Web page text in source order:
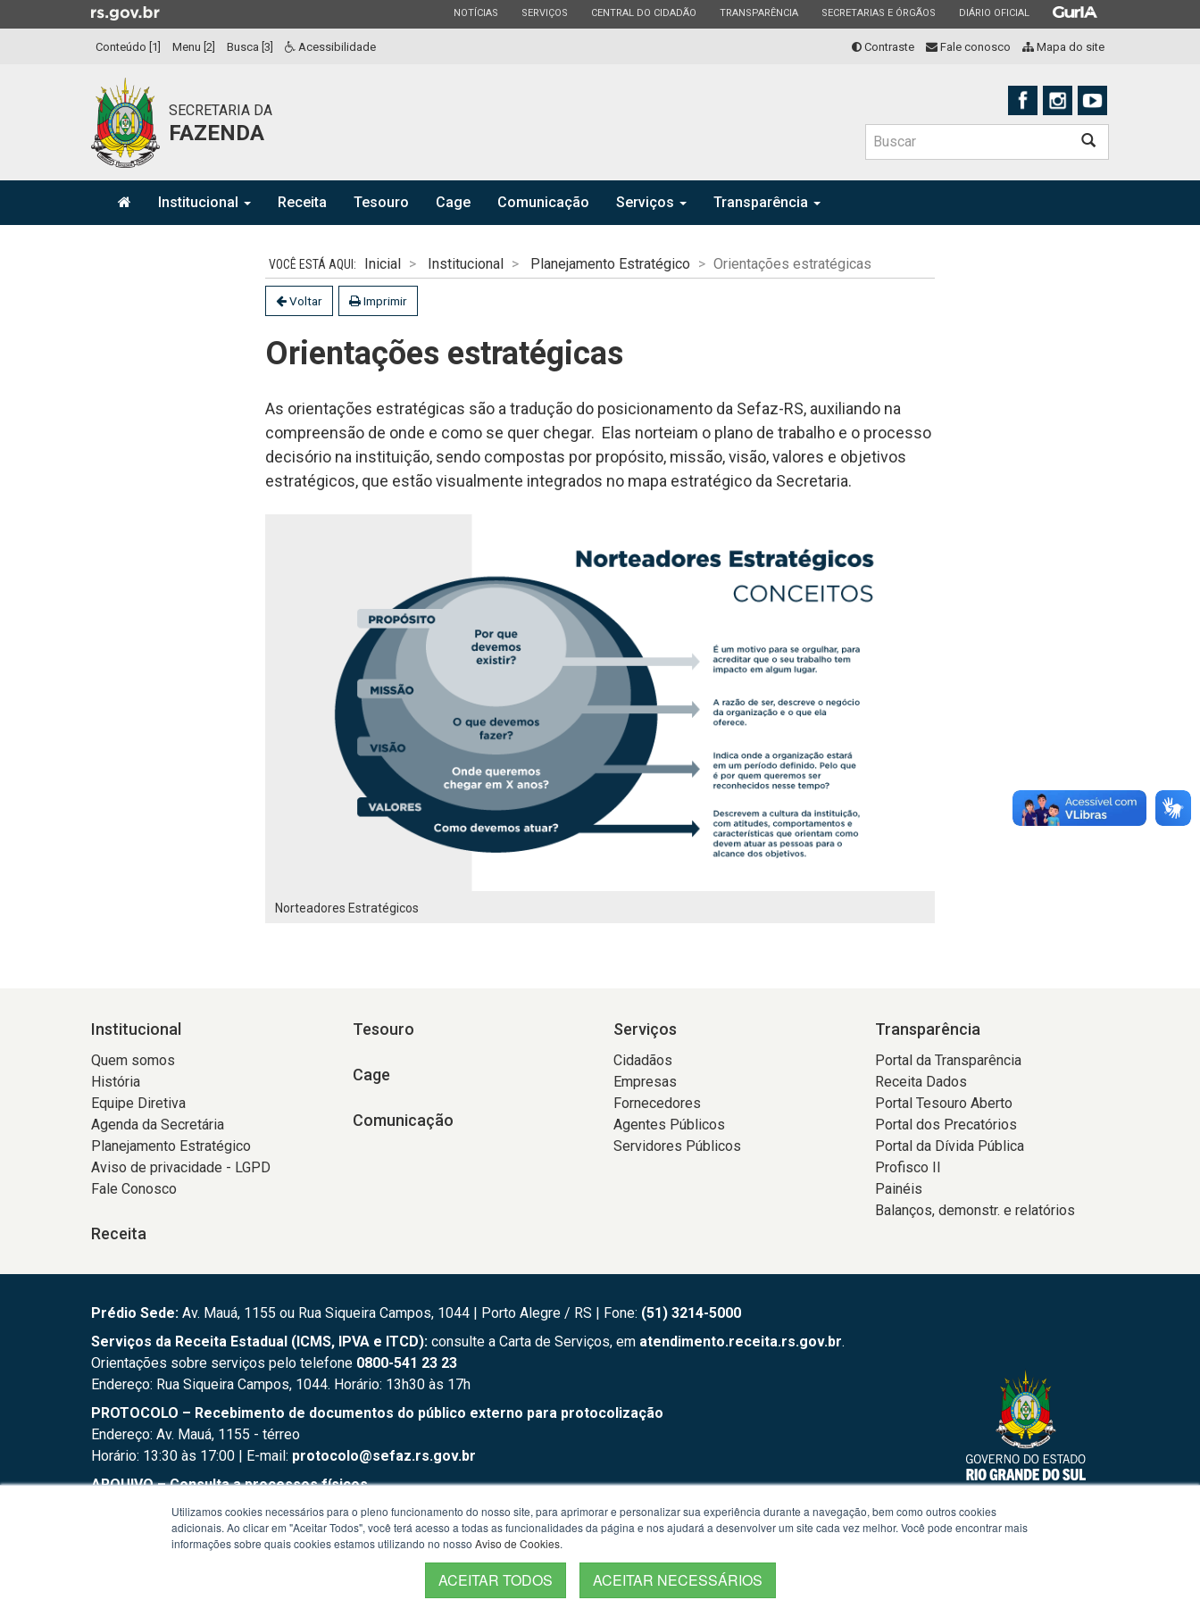
para
Ir
a
ESTADO
NOTÍCIAS ESTADO
SERVIÇOS ESTADO
CENTRAL DO CIDADÃO ESTADO
TRANSPARÊNCIA ESTADO
SECRETARIAS E ÓRGÃOS ESTADO
DIÁRIO OFICIAL ESTADO
Conteúdo [1] Menu [2] Busca [3] Acessibilidade Contraste Fale conosco Mapa do site
SECRETARIA DA
FAZENDA
Institucional Receita Tesouro Cage Comunicação Serviços
Transparência
Inicial Institucional Planejamento Estratégico Orientações estratégicas
Voltar Imprimir
Orientações estratégicas
As orientações estratégicas são a tradução do posicionamento da Sefaz-RS, auxiliando na
compreensão de onde e como se quer chegar. Elas norteiam o plano de trabalho e o processo
decisório na instituição, sendo compostas por propósito, missão, visão, valores e objetivos
estratégicos, que estão visualmente integrados no mapa estratégico da Secretaria.
Norteadores Estratégicos
Institucional
Quem somos
História
Equipe Diretiva
Agenda da Secretária
Planejamento Estratégico
Aviso de privacidade - LGPD
Fale Conosco
Receita
Tesouro
Cage
Comunicação
Serviços
Cidadãos
Empresas
Fornecedores
Agentes Públicos
Servidores Públicos
Transparência
Portal da Transparência
Receita Dados
Portal Tesouro Aberto
Portal dos Precatórios
Portal da Dívida Pública
Profisco II
Painéis
Balanços, demonstr. e relatórios
Prédio Sede: Av. Mauá, 1155 ou Rua Siqueira Campos, 1044 | Porto Alegre / RS | Fone: (51) 3214-5000
Serviços da Receita Estadual (ICMS, IPVA e ITCD): consulte a Carta de Serviços, em atendimento.receita.rs.gov.br.
Orientações sobre serviços pelo telefone 0800-541 23 23
Endereço: Rua Siqueira Campos, 1044. Horário: 13h30 às 17h
PROTOCOLO – Recebimento de documentos do público externo para protocolização
Endereço: Av. Mauá, 1155 - térreo
Horário: 13:30 às 17:00 | E-mail: protocolo@sefaz.rs.gov.br
ARQUIVO – Consulta a processos físicos
Endereço: Av. Farrapos, 151 - fundos
Horário: 13:30 às 17:00 | E-mail:arquivo.supad@sefaz.rs.gov.br
Utilizamos cookies necessários para o pleno funcionamento do nosso site, para aprimorar e personalizar sua experiência durante a navegação, bem como outros cookies
adicionais. Ao clicar em "Aceitar Todos", você terá acesso a todas as funcionalidades da página e nos ajudará a desenvolver um site cada vez melhor. Você pode encontrar mais
informações sobre quais cookies estamos utilizando no nosso Aviso de Cookies.
ACEITAR TODOS ACEITAR NECESSÁRIOS